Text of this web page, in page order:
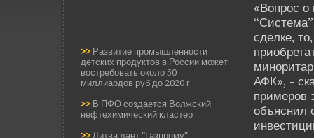
>> Развитие промышленности
детских продуктов в России может
востребовать около 50
миллиардов руб до 2020 г
>> В ПФО создается Волжский
нефтехимический кластер
>> Литва дает "Газпрому"
«Вопрос о
сде­лке,
АФК», -
примеров
объяснил